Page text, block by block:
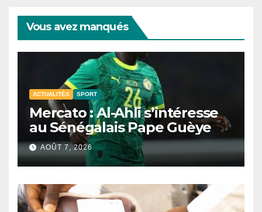
Vous avez manqués
ACTUALITÉS SPORT
Mercato : Al-Ahli s’intéresse
au Sénégalais Pape Guèye
AOÛT 7, 2026